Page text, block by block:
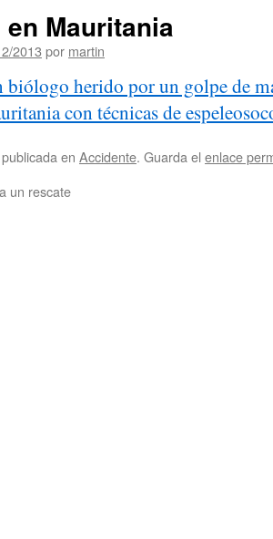
en Mauritania
2013 por martin
biólogo herido por un golpe de
con técnicas de
en Accidente. Guarda el enlace
un rescate